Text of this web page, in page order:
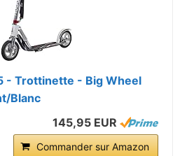
- Trottinette - Big Wheel
Blanc
145,95 EUR
Commander sur Amazon